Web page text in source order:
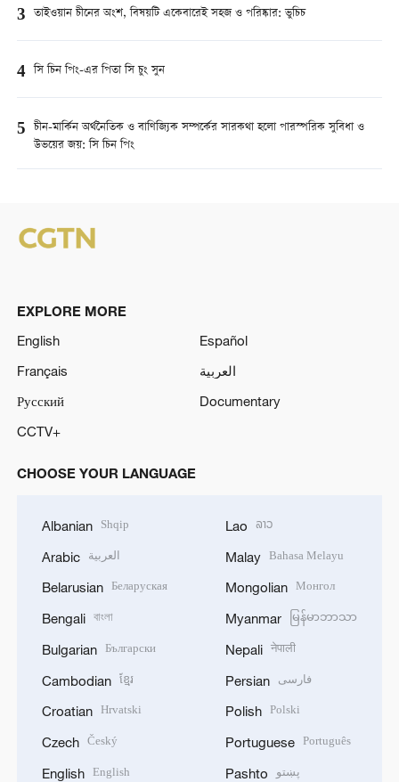
3 তাইওয়ান চীনের অংশ, বিষয়টি একেবারেই সহজ ও পরিষ্কার: ভুচিচ
4 সি চিন পিং-এর পিতা সি চুং সুন
5 চীন-মার্কিন অর্থনৈতিক ও বাণিজ্যিক সম্পর্কের সারকথা হলো পারস্পরিক সুবিধা ও
উভয়ের জয়: সি চিন পিং
EXPLORE MORE
English
Español
Français
العربية
Русский
Documentary
CCTV+
CHOOSE YOUR LANGUAGE
Albanian Shqip
Arabic العربية
Belarusian Беларуская
Bengali বাংলা
Bulgarian Български
Cambodian ខ្មែរ
Croatian Hrvatski
Czech Český
English English
Lao ລາວ
Malay Bahasa Melayu
Mongolian Монгол
Myanmar မြန်မာဘာသာ
Nepali नेपाली
Persian فارسی
Polish Polski
Portuguese Português
Pashto پښتو